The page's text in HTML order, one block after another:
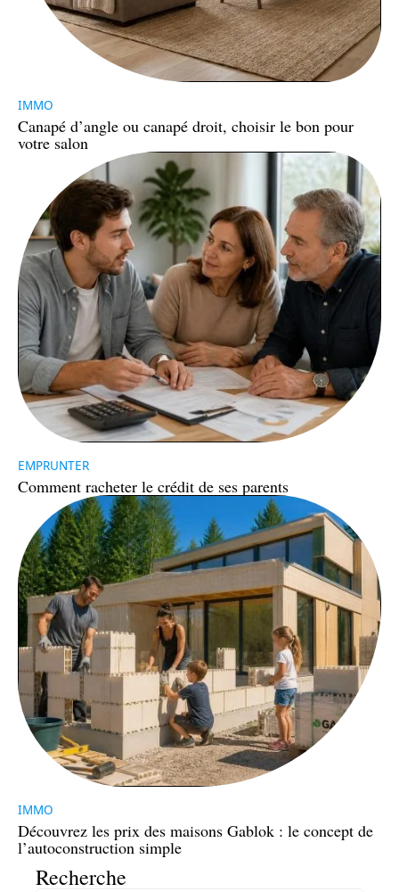
IMMO
Canapé d’angle ou canapé droit, choisir le bon pour
votre salon
EMPRUNTER
Comment racheter le crédit de ses parents
IMMO
Découvrez les prix des maisons Gablok : le concept de
l’autoconstruction simple
Recherche